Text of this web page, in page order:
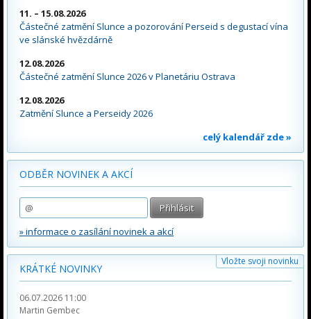
11. – 15.08.2026
Částečné zatmění Slunce a pozorování Perseid s degustací vína
ve slánské hvězdárně
12.08.2026
Částečné zatmění Slunce 2026 v Planetáriu Ostrava
12.08.2026
Zatmění Slunce a Perseidy 2026
celý kalendář zde »
ODBĚR NOVINEK A AKCÍ
» informace o zasílání novinek a akcí
Vložte svoji novinku
KRÁTKÉ NOVINKY
06.07.2026 11:00
Martin Gembec